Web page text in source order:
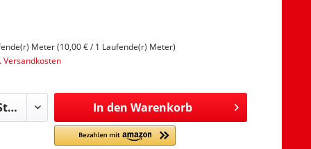
Meter (10,00 € / 1 Laufende(r) Meter)
Versandkosten
In den Warenkorb